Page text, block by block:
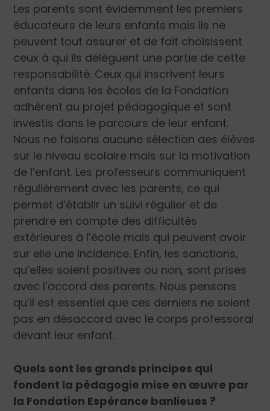
Les parents sont évidemment les premiers
éducateurs de leurs enfants mais ils ne
peuvent tout assurer et de fait choisissent
ceux à qui ils délèguent une partie de cette
responsabilité. Ceux qui inscrivent leurs
enfants dans les écoles de la Fondation
adhèrent au projet pédagogique et sont
investis dans le parcours de leur enfant.
Nous ne faisons aucune sélection des élèves
sur le niveau scolaire mais sur la motivation
de l’enfant. Les professeurs communiquent
régulièrement avec les parents, ce qui
permet d’établir un suivi régulier et de
prendre en compte des difficultés
extérieures à l’école mais qui peuvent avoir
sur elle une incidence. Enfin, les sanctions,
qu’elles soient positives ou non, sont prises
avec l’accord des parents. Nous pensons
qu’il est essentiel que ces derniers ne soient
pas en désaccord avec le corps professoral
devant leur enfant.
Quels sont les grands principes qui
fondent la pédagogie mise en œuvre par
la Fondation Espérance banlieues ?